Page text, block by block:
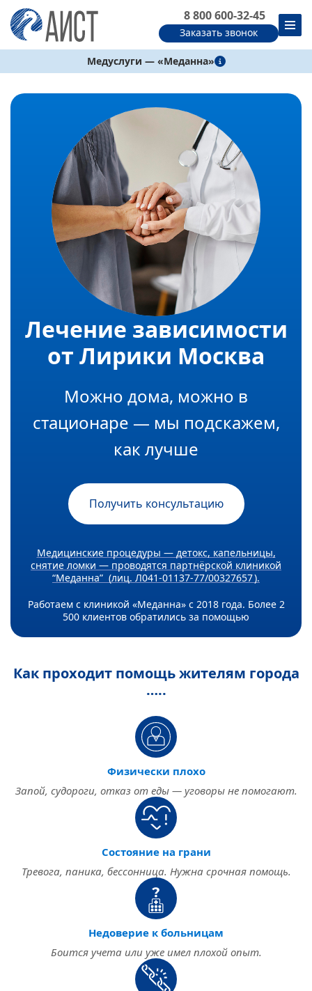
8 800 600-32-45
Заказать звонок
Медуслуги — «Меданна»
Лечение зависимости
от Лирики Москва
Можно дома, можно в
стационаре — мы подскажем,
как лучше
Получить консультацию
Медицинские процедуры — детокс, капельницы,
снятие ломки — проводятся партнёрской клиникой
“Меданна” (лиц. Л041-01137-77/00327657 ).
Работаем с клиникой «Меданна» с 2018 года. Более 2
500 клиентов обратились за помощью
Как проходит помощь жителям города
…..
Физически плохо
Запой, судороги, отказ от еды — уговоры не помогают.
Состояние на грани
Тревога, паника, бессонница. Нужна срочная помощь.
Недоверие к больницам
Боится учета или уже имел плохой опыт.